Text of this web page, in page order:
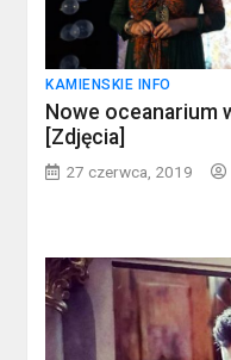
KAMIENSKIE INFO
Nowe oceanarium
[Zdjęcia]
27 czerwca, 2019